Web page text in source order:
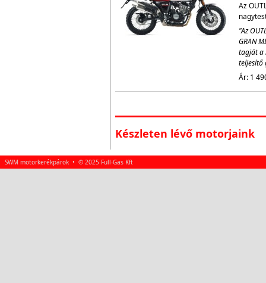
Az
"Az
GRAN
tagját a
teljesítő
Ár: 1
Készleten lévő motorjaink
SWM motorkerékpárok • © 2025 Full-Gas Kft